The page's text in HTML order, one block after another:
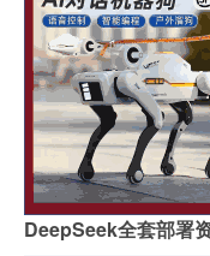
DeepSeek全套部署